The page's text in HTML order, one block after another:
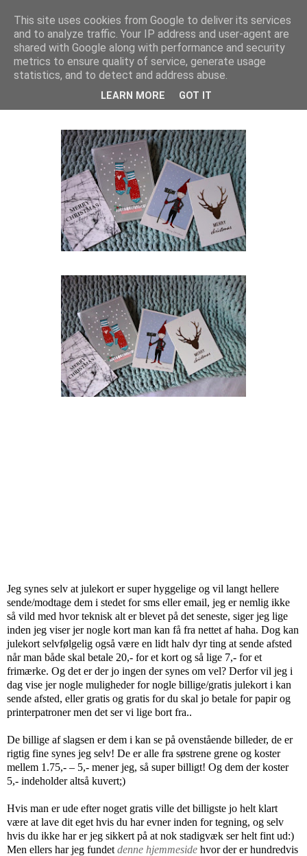
Isa Larsen
onsdag den 9. december 2015
Billige/Gratis Julekort | 9 December
Jeg synes selv at julekort er super hyggelige og vil langt hellere
sende/modtage dem i stedet for sms eller email, jeg er nemlig ikke
så vild med hvor teknisk alt er blevet på det seneste, siger jeg lige
inden jeg viser jer nogle kort man kan få fra nettet af haha. Dog kan
julekort selvfølgelig også være en lidt halv dyr ting at sende afsted
når man både skal betale 20,- for et kort og så lige 7,- for et
frimærke. Og det er der jo ingen der synes om vel? Derfor vil jeg i
dag vise jer nogle muligheder for nogle billige/gratis julekort i kan
sende afsted, eller gratis og gratis for du skal jo betale for papir og
printerpatroner men det ser vi lige bort fra..
De billige af slagsen er dem i kan se på ovenstående billeder, de er
rigtig fine synes jeg selv! De er alle fra søstrene grene og koster
mellem 1.75,- – 5,- mener jeg, så super billigt! Og dem der koster
5,- indeholder altså kuvert;)
Hvis man er ude efter noget gratis ville det billigste jo helt klart
være at lave dit eget hvis du har evner inden for tegning, og selv
hvis du ikke har er jeg sikkert på at nok stadigvæk ser helt fint ud:)
Men ellers har jeg fundet denne hjemmeside hvor der er hundredvis
This site uses cookies from Google to deliver its services
and to analyze traffic. Your IP address and user-agent are
shared with Google along with performance and security
metrics to ensure quality of service, generate usage
statistics, and to detect and address abuse.
LEARN MORE GOT IT